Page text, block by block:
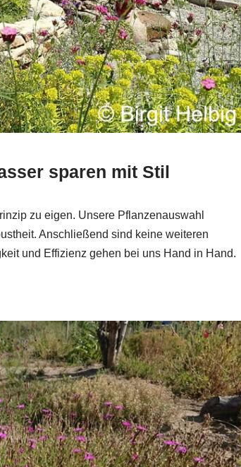
sparen mit Stil
zu eigen. Unsere Pflanzenauswahl
Anschließend sind keine weiteren
und Effizienz gehen bei uns Hand in Hand.